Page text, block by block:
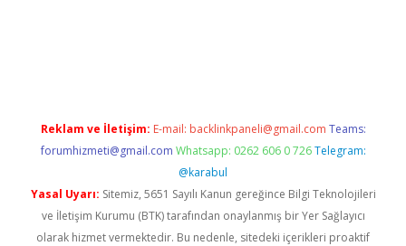
Reklam ve İletişim: E-mail: backlinkpaneli@gmail.com Teams:
forumhizmeti@gmail.com Whatsapp: 0262 606 0 726 Telegram:
@karabul
Yasal Uyarı: Sitemiz, 5651 Sayılı Kanun gereğince Bilgi Teknolojileri
ve İletişim Kurumu (BTK) tarafından onaylanmış bir Yer Sağlayıcı
olarak hizmet vermektedir. Bu nedenle, sitedeki içerikleri proaktif